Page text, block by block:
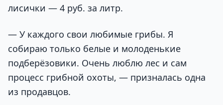
лисички — 4 руб. за литр.
— У каждого свои любимые грибы. Я
собираю только белые и молоденькие
подберёзовики. Очень люблю лес и сам
процесс грибной охоты, — призналась одна
из продавцов.